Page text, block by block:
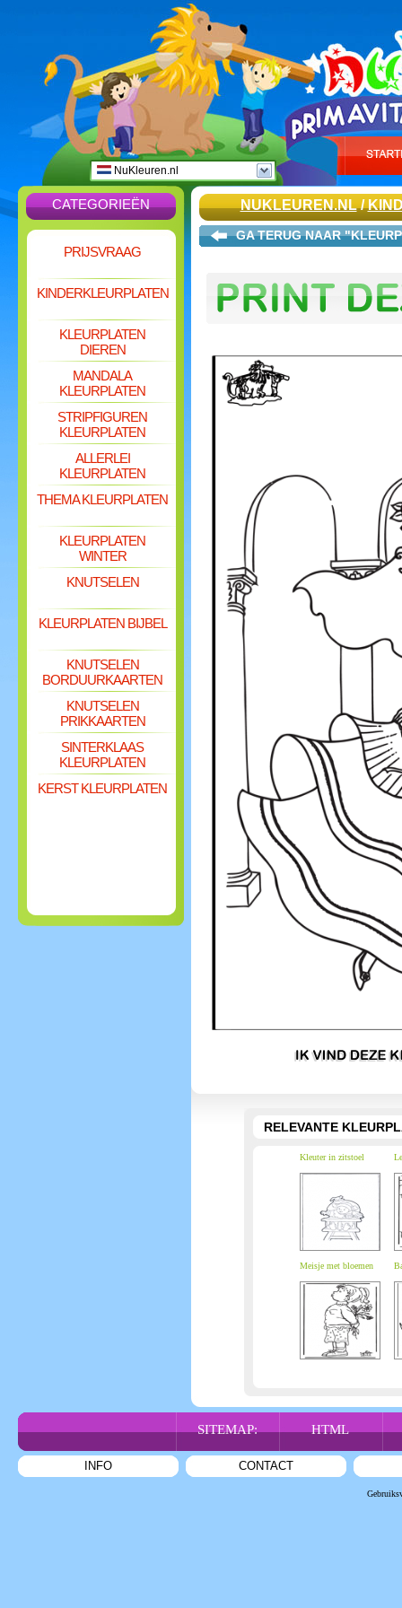
NuKleuren.nl
CATEGORIEËN
PRIJSVRAAG
KINDERKLEURPLATEN
KLEURPLATEN
DIEREN
MANDALA
KLEURPLATEN
STRIPFIGUREN
KLEURPLATEN
ALLERLEI
KLEURPLATEN
THEMA KLEURPLATEN
KLEURPLATEN
WINTER
KNUTSELEN
KLEURPLATEN BIJBEL
KNUTSELEN
BORDUURKAARTEN
KNUTSELEN
PRIKKAARTEN
SINTERKLAAS
KLEURPLATEN
KERST KLEURPLATEN
NUKLEUREN.NL/
GA TERUG NAAR
RELEVANTE
Kleuter in zitstoel
Meisje met bloemen
SITEMAP: HTML
INFO CONTACT